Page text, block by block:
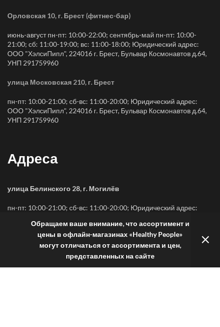
Орловская 10, г. Брест (фитнес-бар)
июнь-август пн-пт: 10:00-22:00; сентябрь-май пн-пт: 10:00-
21:00; сб: 11:00-19:00; вс: 11:00-18:00; Юридический адрес:
ООО "ХэлсиПипл", 224016 г. Брест, Бульвар Космонавтов д.64,
УНП 291759960
улица Московская 210, г. Брест
пн-пт: 10:00-21:00; сб-вс: 11:00-20:00; Юридический адрес:
ООО "ХэлсиПипл", 224016 г. Брест, Бульвар Космонавтов д.64,
УНП 291759960
Адреса
улица Белинского 28, г. Могилёв
пн-пт: 10:00-21:00; сб-вс: 11:00-20:00; Юридический адрес:
УНП 291759960
улица Ленинская 68, г. Могилёв
пн-вс: 10:00-20:00; Юридический адрес: ООО "ХэлсиПипл",
Обращаем ваше внимание, что ассортимент и
цены в офлайн-магазинах «Healthy People»
могут отличаться от ассортимента и цен,
представленных на сайте